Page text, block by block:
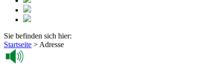
Sie befinden sich hier:
Startseite > Adresse